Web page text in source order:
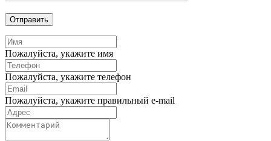
Отправить
Пожалуйста, укажите имя
Пожалуйста, укажите телефон
Пожалуйста, укажите правильный e-mail